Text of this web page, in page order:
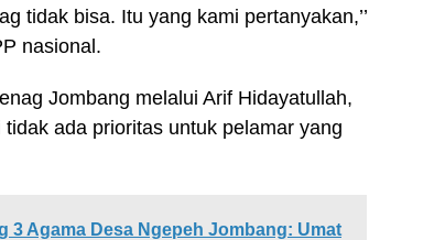
tidak bisa. Itu yang kami pertanyakan,’’
nasional.
Jombang melalui Arif Hidayatullah,
ada prioritas untuk pelamar yang
3 Agama Desa Ngepeh Jombang: Umat